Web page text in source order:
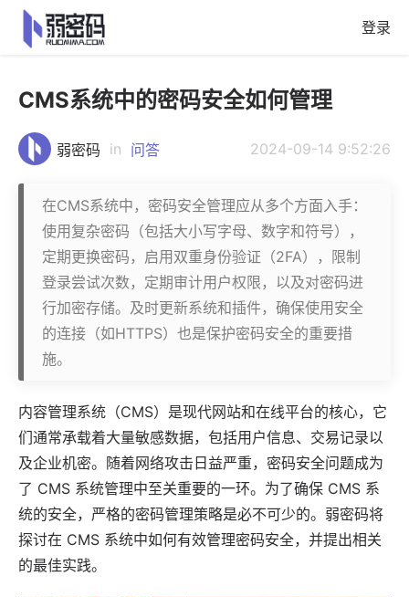
登录
CMS系统中的密码安全如何管理
弱密码 in 问答 2024-09-14 9:52:26
在CMS系统中，密码安全管理应从多个方面入手：
使用复杂密码（包括大小写字母、数字和符号），
定期更换密码，启用双重身份验证（2FA），限制
登录尝试次数，定期审计用户权限，以及对密码进
行加密存储。及时更新系统和插件，确保使用安全
的连接（如HTTPS）也是保护密码安全的重要措
施。
内容管理系统 （CMS）是现代网站和在线平台的核心，它
们通常承载着大量敏感数据，包括用户信息、交易记录以
及企业机密。随着网络攻击日益严重，密码安全问题成为
了 CMS 系统管理中至关重要的一环。为了确保 CMS 系
统的安全，严格的密码管理策略是必不可少的。 弱密码将
探讨在 CMS 系统中如何有效管理密码安全，并提出相关
的最佳实践。